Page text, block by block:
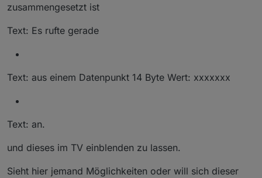
zusammengesetzt ist
Text: Es rufte gerade
Text: aus einem Datenpunkt 14 Byte Wert: xxxxxxx
Text: an.
und dieses im TV einblenden zu lassen.
Sieht hier jemand Möglichkeiten oder will sich dieser